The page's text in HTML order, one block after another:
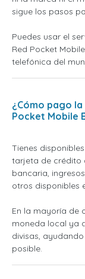
sigue los pasos
Puedes usar el
Red Pocket
telefónica del
¿Cómo pago
Pocket Mobile
Tienes
tarjeta de crédito
bancaria,
otros disponibles
En la mayoría de
moneda local ya
divisas,
posible.